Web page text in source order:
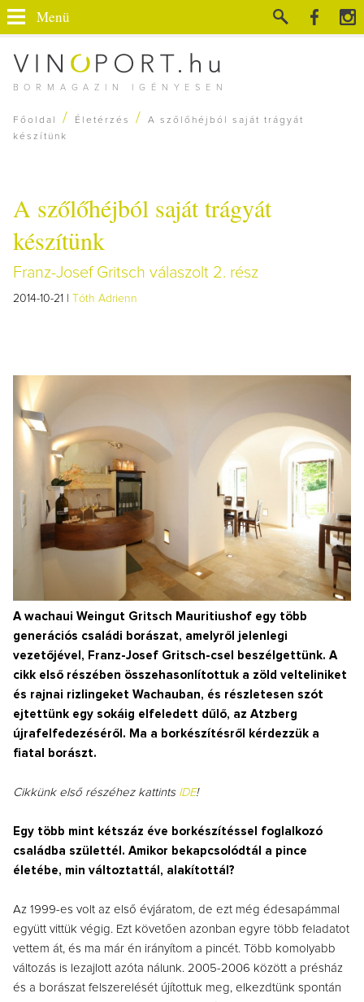
BORMAGAZIN IGÉNYESEN
Menü
Főoldal / Életérzés /
A szőlőhéjból saját trágyát
készítünk
A szőlőhéjból saját trágyát
készítünk
Franz-Josef Gritsch válaszolt 2. rész
2014-10-21 | Tóth Adrienn
A wachaui Weingut Gritsch Mauritiushof egy több
generációs családi borászat, amelyről jelenlegi
vezetőjével, Franz-Josef Gritsch-csel beszélgettünk. A
cikk első részében összehasonlítottuk a zöld velteliniket
és rajnai rizlingeket Wachauban, és részletesen szót
ejtettünk egy sokáig elfeledett dűlő, az Atzberg
újrafelfedezéséről. Ma a borkészítésről kérdezzük a
fiatal borászt.
Cikkünk első részéhez kattints IDE!
Egy több mint kétszáz éve borkészítéssel foglalkozó
családba születtél. Amikor bekapcsolódtál a pince
életébe, min változtattál, alakítottál?
Az 1999-es volt az első évjáratom, de ezt még édesapámmal
együtt vittük végig. Ezt követően azonban egyre több feladatot
vettem át, és ma már én irányítom a pincét. Több komolyabb
változás is lezajlott azóta nálunk. 2005-2006 között a présház
és a borászat felszerelését újítottuk meg, elkezdtünk spontán